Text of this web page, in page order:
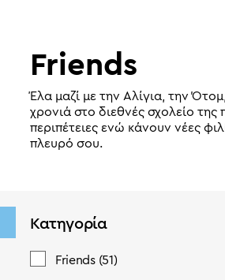
Friends
Έλα μαζί με την Αλίγια, την
χρονιά στο διεθνές σχολείο
περιπέτειες ενώ κάνουν νέες
πλευρό σου.
Κατηγορία
Friends (51)